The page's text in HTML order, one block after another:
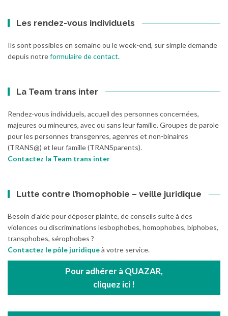
Les rendez-vous individuels
Ils sont possibles en semaine ou le week-end, sur simple demande
depuis notreformulaire de contact.
La Team trans inter
Rendez-vous individuels, accueil des personnes concernées,
majeures ou mineures, avec ou sans leur famille. Groupes de parole
pour les personnes transgenres, agenres et non-binaires
(TRANS@) et leur famille (TRANSparents).
Contactez la Team trans inter
Lutte contre l’homophobie – veille juridique
Besoin d’aide pour déposer plainte, de conseils suite à des
violences ou discriminations lesbophobes, homophobes, biphobes,
transphobes, sérophobes ?
Contactez le pôle juridiqueà votre service.
Pour adhérer à QUAZAR,
cliquez ici !